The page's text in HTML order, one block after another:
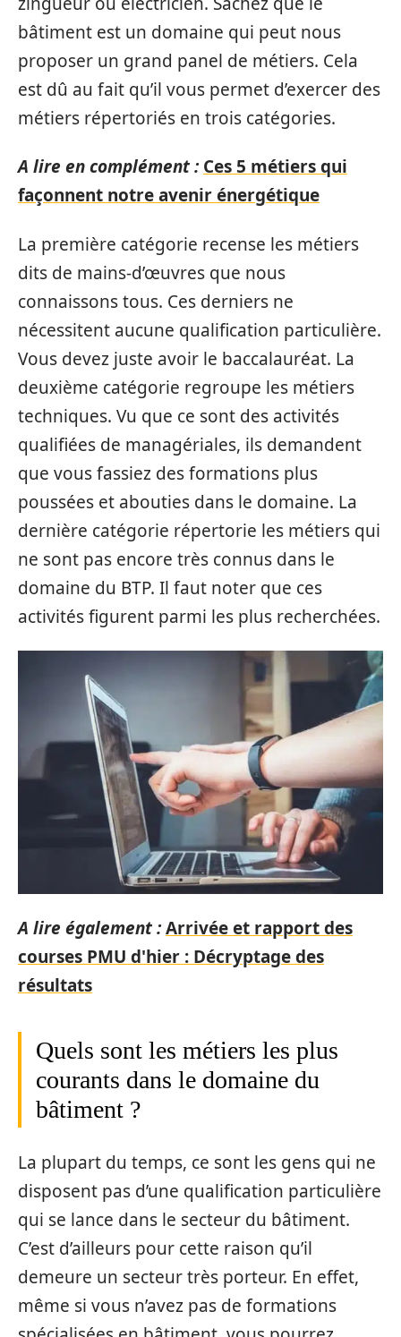
bâtiment est un domaine qui peut nous
proposer un grand panel de métiers. Cela
est dû au fait qu’il vous permet d’exercer des
métiers répertoriés en trois catégories.
A lire en complément : Ces 5 métiers qui
façonnent notre avenir énergétique
La première catégorie recense les métiers
dits de mains-d’œuvres que nous
connaissons tous. Ces derniers ne
nécessitent aucune qualification particulière.
Vous devez juste avoir le baccalauréat. La
deuxième catégorie regroupe les métiers
techniques. Vu que ce sont des activités
qualifiées de managériales, ils demandent
que vous fassiez des formations plus
poussées et abouties dans le domaine. La
dernière catégorie répertorie les métiers qui
ne sont pas encore très connus dans le
domaine du BTP. Il faut noter que ces
activités figurent parmi les plus recherchées.
A lire également :Arrivée et rapport des
courses PMU d'hier : Décryptage des
résultats
Quels sont les métiers les plus
courants dans le domaine du
bâtiment ?
La plupart du temps, ce sont les gens qui ne
disposent pas d’une qualification particulière
qui se lance dans le secteur du bâtiment.
C’est d’ailleurs pour cette raison qu’il
demeure un secteur très porteur. En effet,
même si vous n’avez pas de formations